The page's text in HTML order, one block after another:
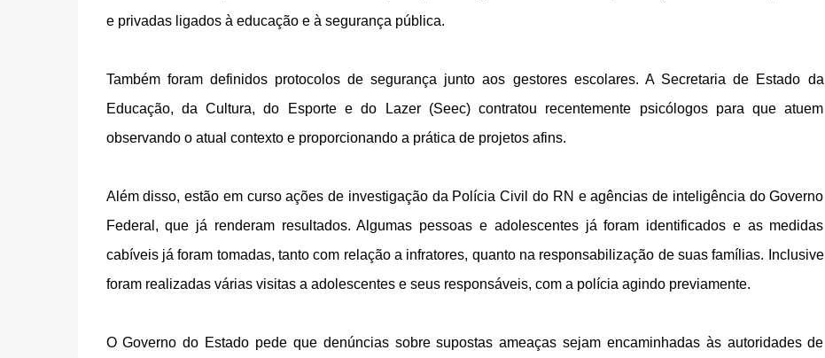
e privadas ligados à educação e à segurança pública.
Também foram definidos protocolos de segurança junto aos gestores escolares. A Secretaria de Estado da
Educação, da Cultura, do Esporte e do Lazer (Seec) contratou recentemente psicólogos para que atuem
observando o atual contexto e proporcionando a prática de projetos afins.
Além disso, estão em curso ações de investigação da Polícia Civil do RN e agências de inteligência do Governo
Federal, que já renderam resultados. Algumas pessoas e adolescentes já foram identificados e as medidas
cabíveis já foram tomadas, tanto com relação a infratores, quanto na responsabilização de suas famílias. Inclusive
foram realizadas várias visitas a adolescentes e seus responsáveis, com a polícia agindo previamente.
O Governo do Estado pede que denúncias sobre supostas ameaças sejam encaminhadas às autoridades de